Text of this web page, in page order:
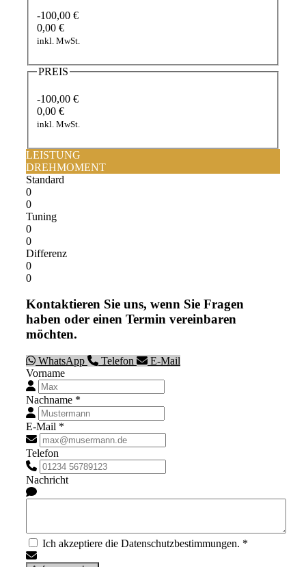
-100,00 €
0,00 €
inkl. MwSt.
PREIS
-100,00 €
0,00 €
inkl. MwSt.
LEISTUNG
DREHMOMENT
Standard
0
0
Tuning
0
0
Differenz
0
0
Kontaktieren Sie uns, wenn Sie Fragen
haben oder einen Termin vereinbaren
möchten.
WhatsApp Telefon
E-Mail
Vorname
Nachname *
E-Mail *
Telefon
Nachricht
Ich akzeptiere die Datenschutzbestimmungen. *